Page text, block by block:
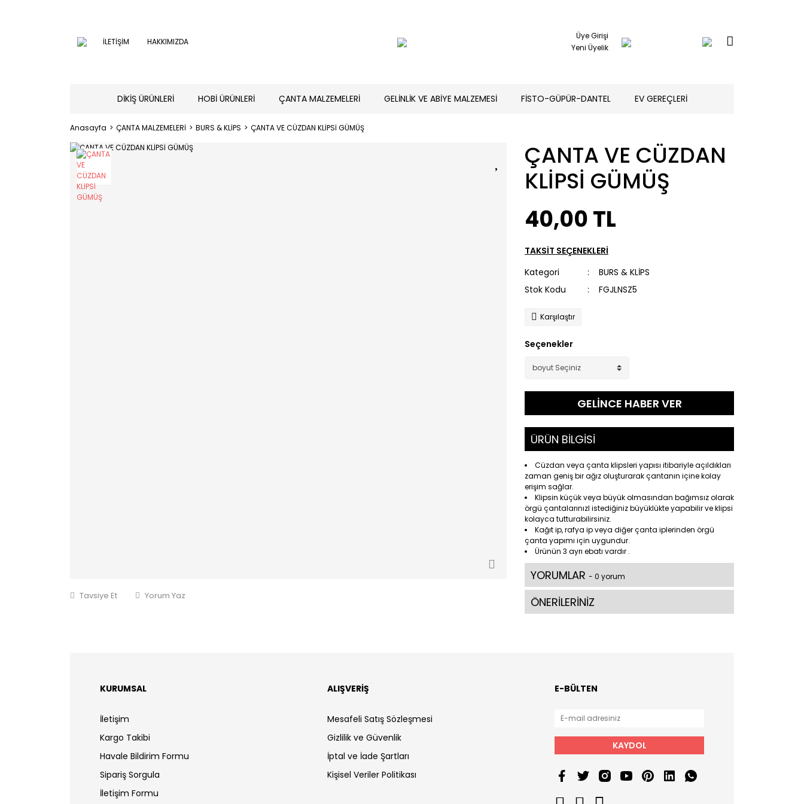
İLETİŞİM HAKKIMIZDA
Üye Girişi
Yeni Üyelik
DİKİŞ ÜRÜNLERİ HOBİ ÜRÜNLERİ ÇANTA MALZEMELERİ GELİNLİK VE ABİYE MALZEMESİ FİSTO-GÜPÜR-DANTEL EV GEREÇLERİ
Anasayfa ÇANTA MALZEMELERİ BURS & KLİPS ÇANTA VE CÜZDAN KLİPSİ GÜMÜŞ
Tavsiye Et Yorum Yaz
ÇANTA VE CÜZDAN
KLİPSİ GÜMÜŞ
40,00 TL
TAKSİT SEÇENEKLERİ
Kategori
BURS & KLİPS
Stok Kodu
FGJLNSZ5
Karşılaştır
Seçenekler
GELİNCE HABER VER
ÜRÜN BİLGİSİ
Cüzdan veya çanta klipsleri yapısı itibariyle açıldıkları
zaman geniş bir ağız oluşturarak çantanın içine kolay
erişim sağlar.
Klipsin küçük veya büyük olmasından bağımsız olarak
örgü çantalarınızI istediğiniz büyüklükte yapabilir ve klipsi
kolayca tutturabilirsiniz.
Kağıt ip, rafya ip veya diğer çanta iplerinden örgü
çanta yapımı için uygundur.
Ürünün 3 ayrı ebatı vardır .
YORUMLAR - 0 yorum
ÖNERİLERİNİZ
KURUMSAL
İletişim
Kargo Takibi
Havale Bildirim Formu
Sipariş Sorgula
İletişim Formu
ALIŞVERİŞ
Mesafeli Satış Sözleşmesi
Gizlilik ve Güvenlik
İptal ve İade Şartları
Kişisel Veriler Politikası
E-BÜLTEN
KAYDOL